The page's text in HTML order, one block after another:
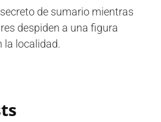
de sumario mientras
despiden a una figura
la localidad.